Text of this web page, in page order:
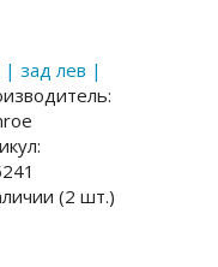
| зад лев |
(2 шт.)